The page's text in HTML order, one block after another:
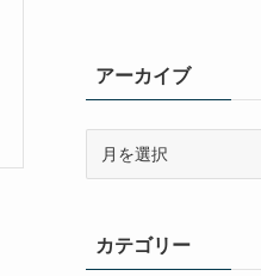
アーカイブ
ブカテゴリー